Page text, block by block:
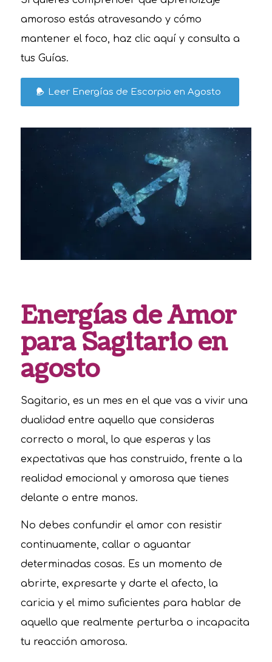
amoroso estás atravesando y cómo
mantener el foco, haz clic aquí y consulta a
tus Guías.
Leer Energías de Escorpio en Agosto
Energías de Amor
para Sagitario en
agosto
Sagitario, es un mes en el que vas a vivir una
dualidad entre aquello que consideras
correcto o moral, lo que esperas y las
expectativas que has construido, frente a la
realidad emocional y amorosa que tienes
delante o entre manos.
No debes confundir el amor con resistir
continuamente, callar o aguantar
determinadas cosas. Es un momento de
abrirte, expresarte y darte el afecto, la
caricia y el mimo suficientes para hablar de
aquello que realmente perturba o incapacita
tu reacción amorosa.